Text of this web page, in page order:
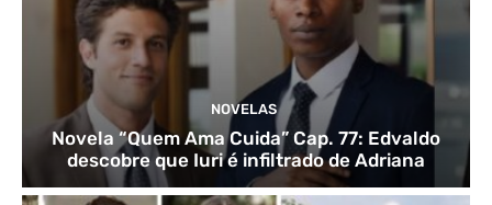
NOVELAS
Novela “Quem Ama Cuida” Cap. 77: Edvaldo
descobre que Iuri é infiltrado de Adriana